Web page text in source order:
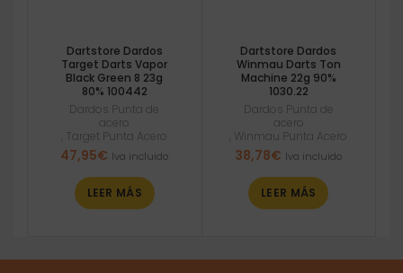
Dartstore Dardos
Target Darts Vapor
Black Green 8 23g
80% 100442
Dardos Punta de
acero
Target Punta Acero
47,95€ Iva incluido
LEER MÁS
Dartstore Dardos
Winmau Darts Ton
Machine 22g 90%
1030.22
Dardos Punta de
acero
Winmau Punta Acero
38,78€ Iva incluido
LEER MÁS